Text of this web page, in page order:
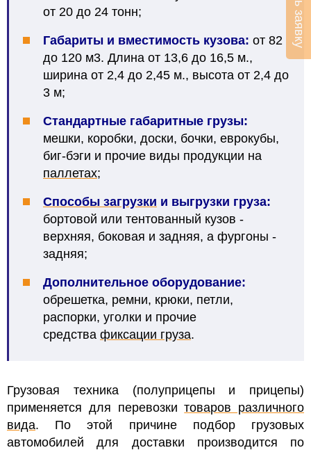
от 20 до 24 тонн;
Габариты и вместимость кузова: от 82
до 120 м3. Длина от 13,6 до 16,5 м.,
ширина от 2,4 до 2,45 м., высота от 2,4 до
3 м;
Стандартные габаритные грузы:
мешки, коробки, доски, бочки, еврокубы,
биг-бэги и прочие виды продукции на
паллетах;
Способы загрузки и выгрузки груза:
бортовой или тентованный кузов -
верхняя, боковая и задняя, а фургоны -
задняя;
Дополнительное оборудование:
обрешетка, ремни, крюки, петли,
распорки, уголки и прочие
средства фиксации груза.
Грузовая техника (полуприцепы и прицепы)
применяется для перевозкитоваров различного
вида. По этой причине подбор грузовых
автомобилей для доставки производится по